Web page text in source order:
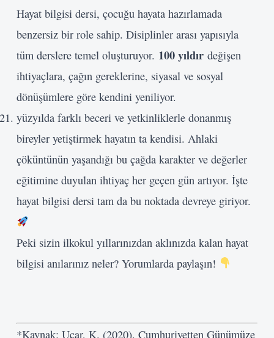
Hayat bilgisi dersi, çocuğu hayata hazırlamada
benzersiz bir role sahip. Disiplinler arası yapısıyla
tüm derslere temel oluşturuyor. 100 yıldır değişen
ihtiyaçlara, çağın gereklerine, siyasal ve sosyal
dönüşümlere göre kendini yeniliyor.
yüzyılda farklı beceri ve yetkinliklerle donanmış
bireyler yetiştirmek hayatın ta kendisi. Ahlaki
çöküntünün yaşandığı bu çağda karakter ve değerler
eğitimine duyulan ihtiyaç her geçen gün artıyor. İşte
hayat bilgisi dersi tam da bu noktada devreye giriyor.
Peki sizin ilkokul yıllarınızdan aklınızda kalan hayat
bilgisi anılarınız neler? Yorumlarda paylaşın!
*Kaynak: Uçar, K. (2020). Cumhuriyetten Günümüze